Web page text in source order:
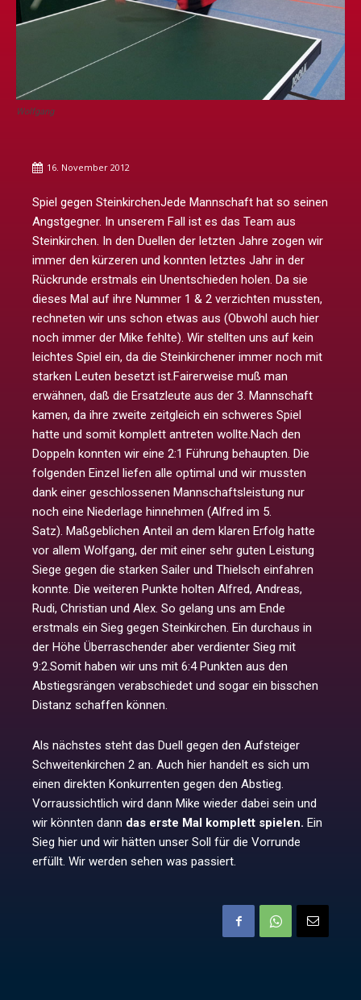
Wolfgang
16. November 2012
Spiel gegen SteinkirchenJede Mannschaft hat so seinen
Angstgegner. In unserem Fall ist es das Team aus
Steinkirchen. In den Duellen der letzten Jahre zogen wir
immer den kürzeren und konnten letztes Jahr in der
Rückrunde erstmals ein Unentschieden holen. Da sie
dieses Mal auf ihre Nummer 1 & 2 verzichten mussten,
rechneten wir uns schon etwas aus (Obwohl auch hier
noch immer der Mike fehlte). Wir stellten uns auf kein
leichtes Spiel ein, da die Steinkirchener immer noch mit
starken Leuten besetzt ist.Fairerweise muß man
erwähnen, daß die Ersatzleute aus der 3. Mannschaft
kamen, da ihre zweite zeitgleich ein schweres Spiel
hatte und somit komplett antreten wollte.Nach den
Doppeln konnten wir eine 2:1 Führung behaupten. Die
folgenden Einzel liefen alle optimal und wir mussten
dank einer geschlossenen Mannschaftsleistung nur
noch eine Niederlage hinnehmen (Alfred im 5.
Satz). Maßgeblichen Anteil an dem klaren Erfolg hatte
vor allem Wolfgang, der mit einer sehr guten Leistung
Siege gegen die starken Sailer und Thielsch einfahren
konnte. Die weiteren Punkte holten Alfred, Andreas,
Rudi, Christian und Alex. So gelang uns am Ende
erstmals ein Sieg gegen Steinkirchen. Ein durchaus in
der Höhe Überraschender aber verdienter Sieg mit
9:2.Somit haben wir uns mit 6:4 Punkten aus den
Abstiegsrängen verabschiedet und sogar ein bisschen
Distanz schaffen können.
Als nächstes steht das Duell gegen den Aufsteiger
Schweitenkirchen 2 an. Auch hier handelt es sich um
einen direkten Konkurrenten gegen den Abstieg.
Vorraussichtlich wird dann Mike wieder dabei sein und
wir könnten dann das erste Mal komplett spielen. Ein
Sieg hier und wir hätten unser Soll für die Vorrunde
erfüllt. Wir werden sehen was passiert.